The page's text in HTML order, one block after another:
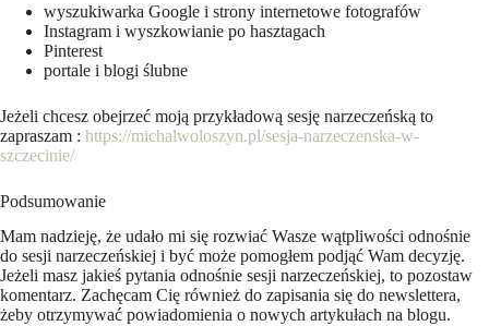
wyszukiwarka Google i strony internetowe fotografów
Instagram i wyszkowianie po hasztagach
Pinterest
portale i blogi ślubne
Jeżeli chcesz obejrzeć moją przykładową sesję narzeczeńską to
zapraszam : https://michalwoloszyn.pl/sesja-narzeczenska-w-
szczecinie/
Podsumowanie
Mam nadzieję, że udało mi się rozwiać Wasze wątpliwości odnośnie
do sesji narzeczeńskiej i być może pomogłem podjąć Wam decyzję.
Jeżeli masz jakieś pytania odnośnie sesji narzeczeńskiej, to pozostaw
komentarz. Zachęcam Cię również do zapisania się do newslettera,
żeby otrzymywać powiadomienia o nowych artykułach na blogu.